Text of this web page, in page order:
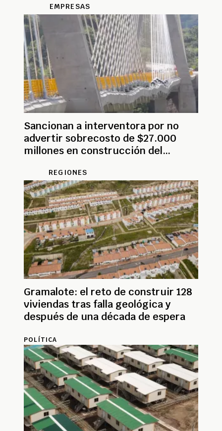
EMPRESAS
Sancionan a interventora por no
advertir sobrecosto de $27.000
millones en construcción del
REGIONES
Gramalote: el reto de construir 128
viviendas tras falla geológica y
después de una década de espera
POLÍTICA